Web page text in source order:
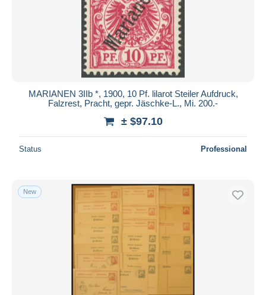
MARIANEN 3IIb *, 1900, 10 Pf. lilarot Steiler Aufdruck,
Falzrest, Pracht, gepr. Jäschke-L., Mi. 200.-
± $97.10
Status Professional
New